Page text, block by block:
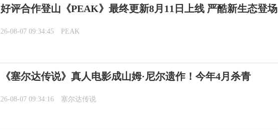
好评合作登山《PEAK》最终更新8月11日上线 严酷新生态登场
26-08-07 09:34:45 PEAK
《塞尔达传说》真人电影成山姆·尼尔遗作！今年4月杀青
26-08-07 09:34:16 塞尔达传说